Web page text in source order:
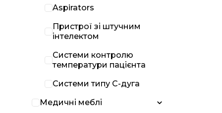
Aspirators
Пристрої зі штучним
інтелектом
Системи контролю
температури пацієнта
Системи типу С-дуга
Медичні меблі